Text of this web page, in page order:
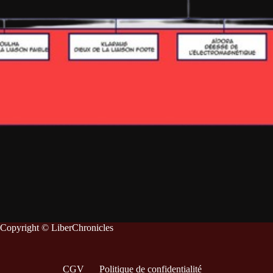
Copyright © LiberChronicles
CGV Politique de confidentialité